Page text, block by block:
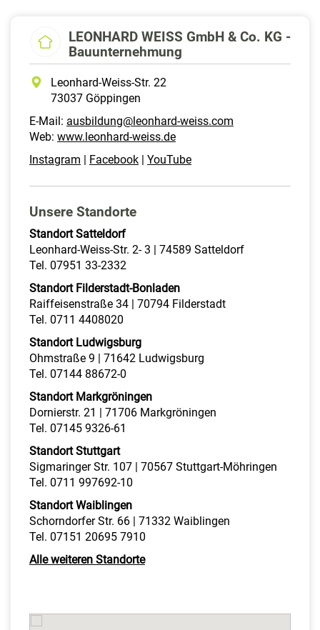
LEONHARD WEISS GmbH & Co. KG -
Bauunternehmung
Leonhard-Weiss-Str. 22
73037 Göppingen
E-Mail: ausbildung@leonhard-weiss.com
Web: www.leonhard-weiss.de
Instagram | Facebook | YouTube
Unsere Standorte
Standort Satteldorf
Leonhard-Weiss-Str. 2- 3 | 74589 Satteldorf
Tel. 07951 33-2332
Standort Filderstadt-Bonladen
Raiffeisenstraße 34 | 70794 Filderstadt
Tel. 0711 4408020
Standort Ludwigsburg
Ohmstraße 9 | 71642 Ludwigsburg
Tel. 07144 88672-0
Standort Markgröningen
Dornierstr. 21 | 71706 Markgröningen
Tel. 07145 9326-61
Standort Stuttgart
Sigmaringer Str. 107 | 70567 Stuttgart-Möhringen
Tel. 0711 997692-10
Standort Waiblingen
Schorndorfer Str. 66 | 71332 Waiblingen
Tel. 07151 20695 7910
Alle weiteren Standorte